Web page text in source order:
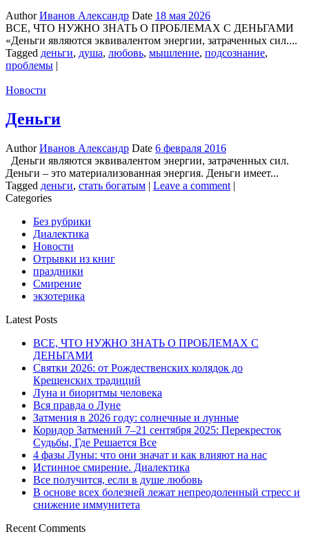
AuthorИванов Александр Date 18 мая 2026
ВСЕ, ЧТО НУЖНО ЗНАТЬ О ПРОБЛЕМАХ С ДЕНЬГАМИ
«Деньги являются эквивалентом энергии, затраченных сил....
Tagged деньги, душа, любовь, мышление, подсознание,
проблемы |
Новости
Деньги
AuthorИванов Александр Date 6 февраля 2016
Деньги являются эквивалентом энергии, затраченных сил.
Деньги – это материализованная энергия. Деньги имеет...
Tagged деньги, стать богатым | Leave a comment |
Categories
Без рубрики
Диалектика
Новости
Отрывки из книг
праздники
Смирение
экзотерика
Latest Posts
ВСЕ, ЧТО НУЖНО ЗНАТЬ О ПРОБЛЕМАХ С
ДЕНЬГАМИ
Святки 2026: от Рождественских колядок до
Крещенских традиций
Луна и биоритмы человека
Вся правда о Луне
Затмения в 2026 году: солнечные и лунные
Коридор Затмений 7–21 сентября 2025: Перекресток
Судьбы, Где Решается Все
4 фазы Луны: что они значат и как влияют на нас
Истинное смирение. Диалектика
Все получится, если в душе любовь
В основе всех болезней лежат непреодоленный стресс и
снижение иммунитета
Recent Comments